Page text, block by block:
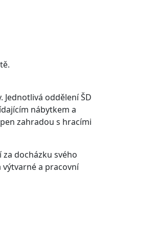
oddělení ŠD
nábytkem a
zahradou s hracími
docházku svého
a pracovní